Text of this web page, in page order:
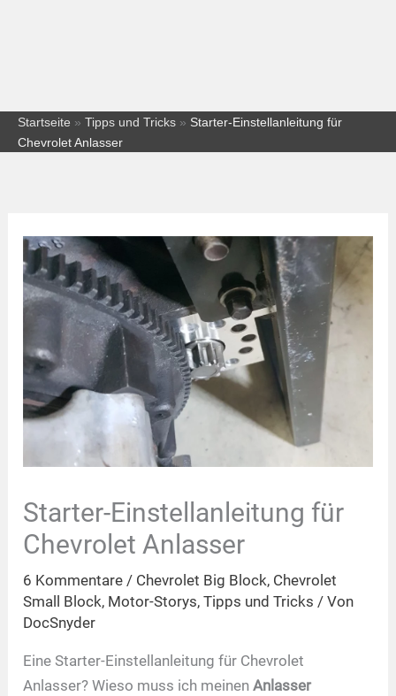
Startseite » Tipps und Tricks » Starter-Einstellanleitung für
Chevrolet Anlasser
Starter-Einstellanleitung für
Chevrolet Anlasser
6 Kommentare / Chevrolet Big Block, Chevrolet
Small Block, Motor-Storys,Tipps und Tricks / Von
DocSnyder
Eine Starter-Einstellanleitung für Chevrolet
Anlasser? Wieso muss ich meinen Anlasser